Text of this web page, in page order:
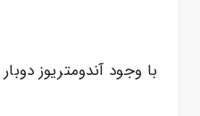
با وجود آندومتریوز دوبار ای وی اف